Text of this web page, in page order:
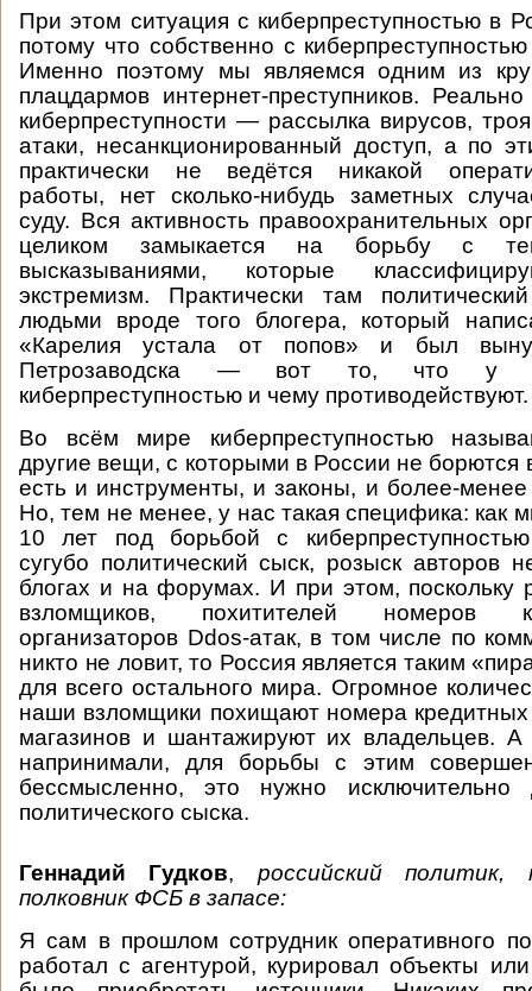
При этом ситуация с киберпреступностью в
потому что собственно с
Именно поэтому мы являемся одним из
плацдармов интернет-преступников.
киберпреступности — рассылка вирусов,
атаки, несанкционированный доступ, а по
практически не ведётся никакой
работы, нет сколько-нибудь заметных
суду. Вся активность правоохранительных
целиком замыкается на борьбу с
высказываниями, которые
экстремизм. Практически там
людьми вроде того блогера, который
«Карелия устала от попов» и был
Петрозаводска — вот то, что у
киберпреступностью и чему противодействуют.
Во всём мире киберпреступностью
другие вещи, с которыми в России не борются
есть и инструменты, и законы, и более-
Но, тем не менее, у нас такая специфика: как
10 лет под борьбой с киберпреступностью
сугубо политический сыск, розыск авторов
блогах и на форумах. И при этом, поскольку
взломщиков, похитителей номеров
организаторов Ddos-атак, в том числе по
никто не ловит, то Россия является таким
для всего остального мира. Огромное
наши взломщики похищают номера кредитных
магазинов и шантажируют их владельцев. А
напринимали, для борьбы с этим
бессмысленно, это нужно исключительно
политического сыска.
Геннадий Гудков, российский политик,
полковник ФСБ в запасе:
Я сам в прошлом сотрудник оперативного
работал с агентурой, курировал объекты